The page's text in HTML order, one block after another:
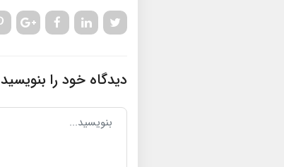
دیدگاه خود را بنویسید